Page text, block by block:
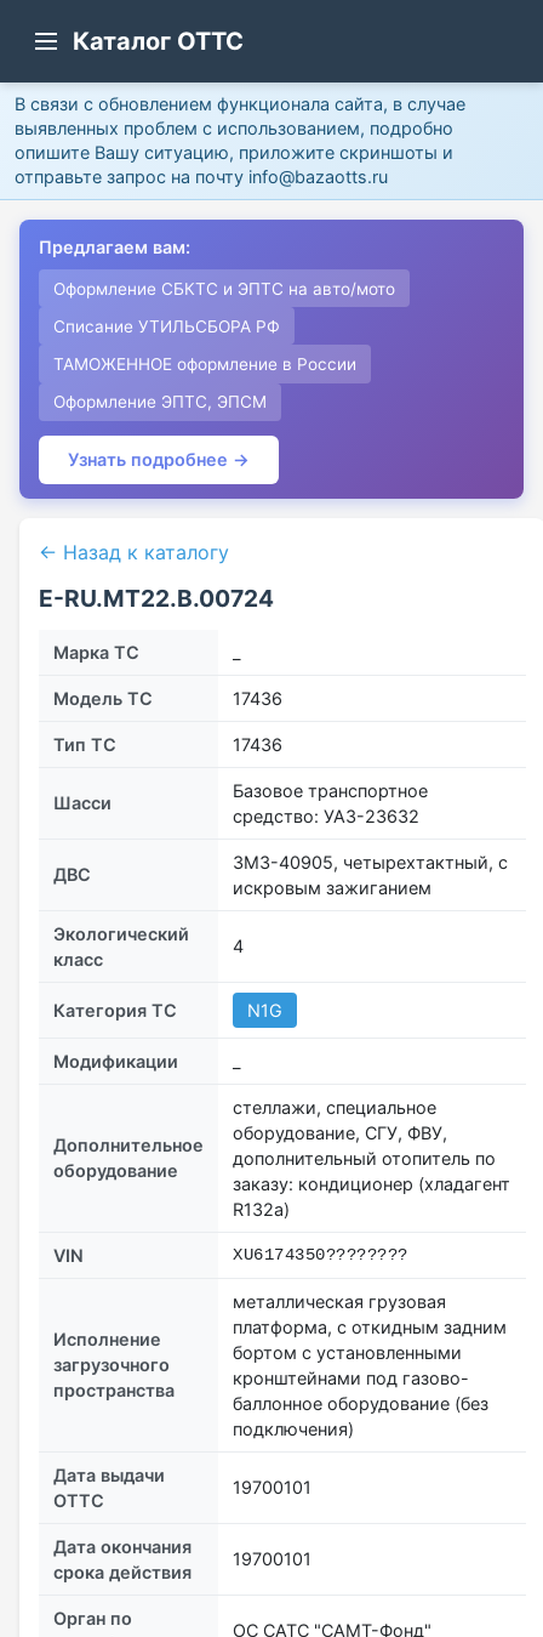
Каталог ОТТС
В связи с обновлением функционала сайта, в случае
выявленных проблем с использованием, подробно
опишите Вашу ситуацию, приложите скриншоты и
отправьте запрос на почту info@bazaotts.ru
Предлагаем вам:
Оформление СБКТС и ЭПТС на авто/мото
Списание УТИЛЬСБОРА РФ
ТАМОЖЕННОЕ оформление в России
Оформление ЭПТС, ЭПСМ
Узнать подробнее →
← Назад к каталогу
E-RU.MT22.В.00724
Марка ТС
Модель ТС 17436
Тип ТС 17436
Шасси
Базовое транспортное
средство: УАЗ-23632
ДВС
ЗМЗ-40905, четырехтактный, с
искровым зажиганием
Экологический
класс
4
Категория ТС N1G
Модификации
Дополнительное
оборудование
стеллажи, специальное
оборудование, СГУ, ФВУ,
дополнительный отопитель по
заказу: кондиционер (хладагент
R132a)
VIN XU6174350????????
Исполнение
загрузочного
пространства
металлическая грузовая
платформа, с откидным задним
бортом с установленными
кронштейнами под газово-
баллонное оборудование (без
подключения)
Дата выдачи
ОТТС
19700101
Дата окончания
срока действия
19700101
Орган по
ОС САТС "САМТ-Фонд"